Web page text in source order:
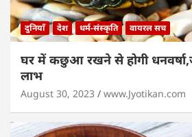
दुनियाँ देश धर्म-संस्कृति वायरल सच
घर में कछुआ रखने से होगी
लाभ
August 30, 2023 www.Jyotikan.com